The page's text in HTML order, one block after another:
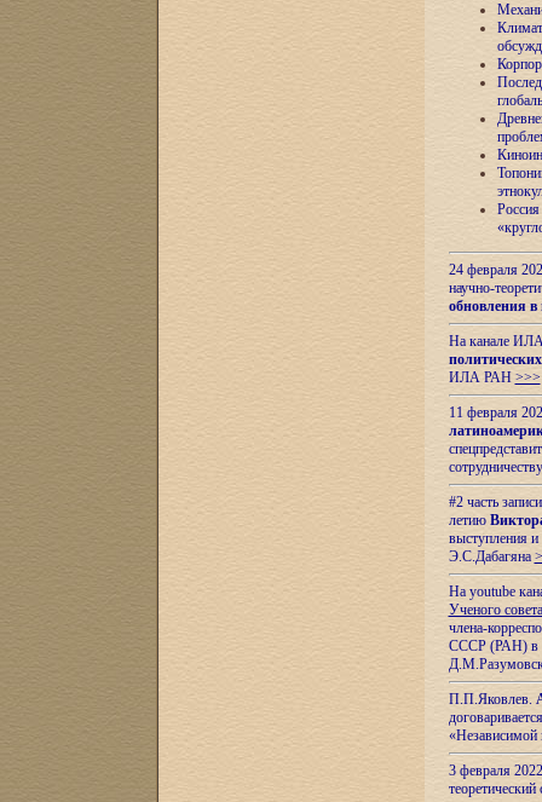
24 февраля
научно-
обновления в
На канале
ИЛА РАН >>>
11 февраля
#2 часть
летию
выступления
Э.С.Дабагяна
На youtube
Ученого
члена-
СССР (РАН) в
П.П.Яковлев.
«Независимой
3 февраля
теоретический